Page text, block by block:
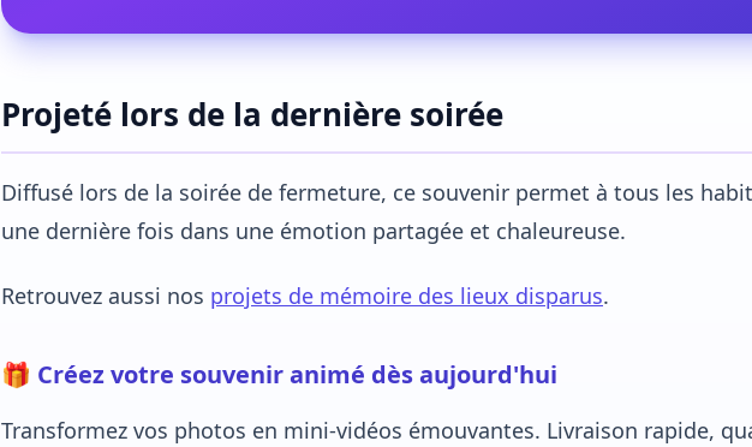
Projeté lors de la dernière soirée
Diffusé lors de la soirée de fermeture, ce souvenir permet à tous les
une dernière fois dans une émotion partagée et chaleureuse.
Retrouvez aussi nos projets de mémoire des lieux disparus.
🎁 Créez votre souvenir animé dès aujourd'hui
Transformez vos photos en mini-vidéos émouvantes. Livraison rapide,